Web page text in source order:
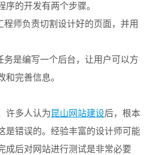
的开发有两个步骤。
程师负责切割设计好的页面，并用
务是编写一个后台，让用户可以方
完善信息。
许多人认为昆山网站建设后，根本
是错误的。经验丰富的设计师可能
成后对网站进行测试是非常必要